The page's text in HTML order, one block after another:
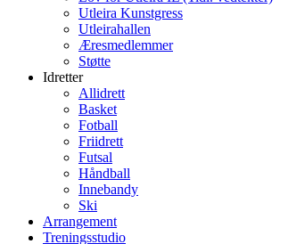
Utleira Kunstgress
Utleirahallen
Æresmedlemmer
Støtte
Idretter
Allidrett
Basket
Fotball
Friidrett
Futsal
Håndball
Innebandy
Ski
Arrangement
Treningsstudio